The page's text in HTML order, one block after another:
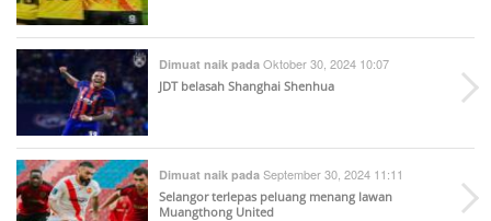
Dimuat naik pada Oktober 30, 2024 10:07
JDT belasah Shanghai Shenhua
Dimuat naik pada September 30, 2024 11:11
Selangor terlepas peluang menang lawan
Muangthong United